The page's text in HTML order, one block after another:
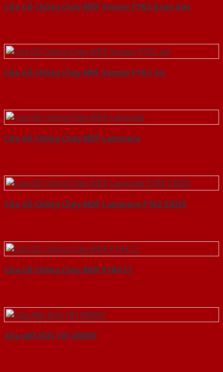
Cửa Gỗ Chống Cháy MDF Veneer P1R2 Xoan dao
Cửa Gỗ Chống Cháy MDF Veneer P1G1 soi
Cửa Gỗ Chống Cháy MDF Laminate
Cửa Gỗ Chống Cháy MDF Laminate P1R2 23029
Cửa Gỗ Chống Cháy MDF P1R4 C1
Cửa ABS KOS 101 W0901